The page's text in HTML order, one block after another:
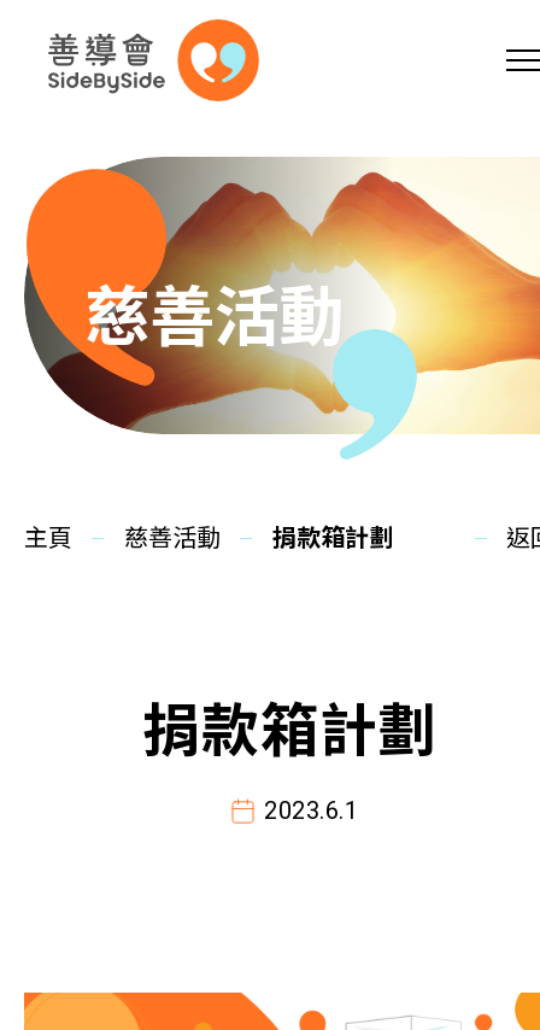
跳到內容（按回車鍵）
A 繁
主頁
同你講故事
其他活動及消息
慈善活動
主頁 慈善活動 捐款箱計劃 返
捐款箱計劃
2023.6.1